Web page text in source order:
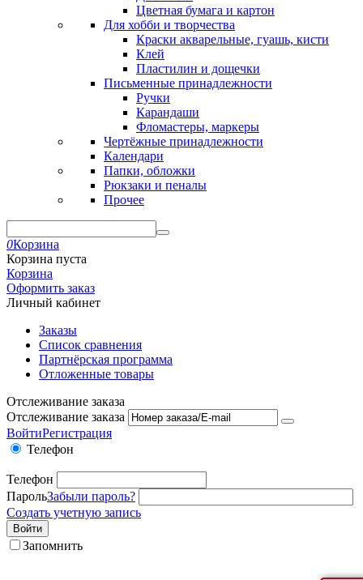
Цветная бумага и картон
Для хобби и творчества
Краски акварельные, гуашь, кисти
Клей
Пластилин и дощечки
Письменные принадлежности
Ручки
Карандаши
Фломастеры, маркеры
Чертёжные принадлежности
Календари
Папки, обложки
Рюкзаки и пеналы
Прочее
0Корзина
Корзина пуста
Корзина
Оформить заказ
Личный кабинет
Заказы
Список сравнения
Партнёрская программа
Отложенные товары
Отслеживание заказа
Отслеживание заказа
ВойтиРегистрация
Телефон
Телефон
ПарольЗабыли пароль?
Создать учетную запись
Войти
Запомнить